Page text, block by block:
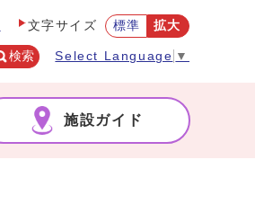
文字サイズ 標準 拡大
検索 Select Language ▼
施設ガイド